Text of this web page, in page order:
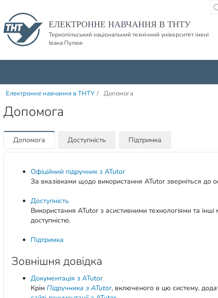
ЕЛЕКТРОННЕ НАВЧАННЯ В ТНТУ
Тернопільський національний технічний університет імені
Івана Пулюя
Електронне навчання в ТНТУ / Допомога
Допомога
Допомога Доступність Підтримка
Офіційний підручник з ATutor
За вказівками щодо використання ATutor зверніться до
Доступність
Використання ATutor з асистивними технологіями та інші
доступністю.
Підтримка
Зовнішня довідка
Документація з ATutor
Крім Підручника з ATutor, включеного в цю систему,